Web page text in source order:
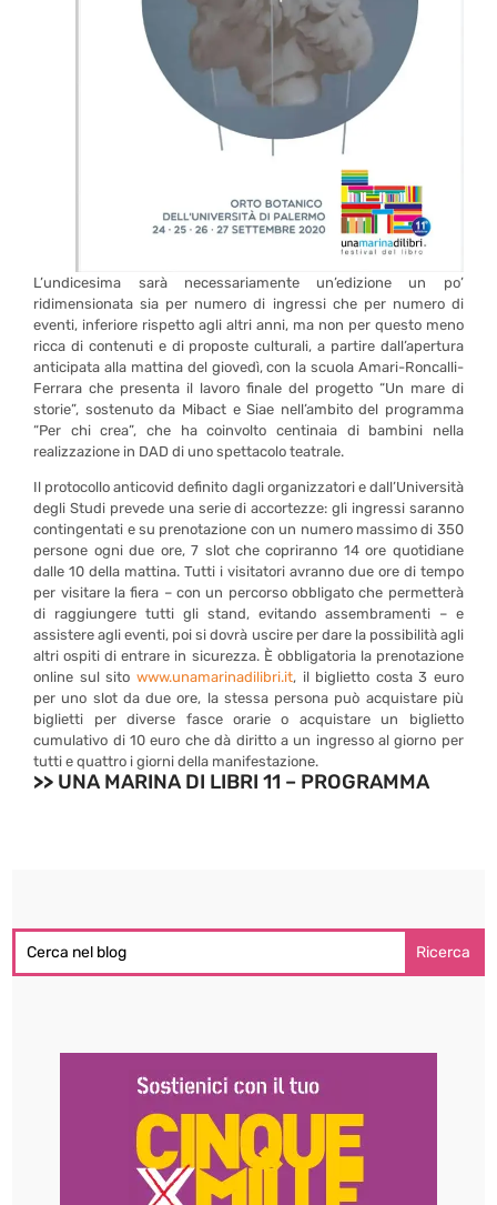
L’undicesima sarà necessariamente un’edizione un po’
ridimensionata sia per numero di ingressi che per numero di
eventi, inferiore rispetto agli altri anni, ma non per questo meno
ricca di contenuti e di proposte culturali, a partire dall’apertura
anticipata alla mattina del giovedì, con la scuola Amari-Roncalli-
Ferrara che presenta il lavoro finale del progetto “Un mare di
storie”, sostenuto da Mibact e Siae nell’ambito del programma
“Per chi crea”, che ha coinvolto centinaia di bambini nella
realizzazione in DAD di uno spettacolo teatrale.
Il protocollo anticovid definito dagli organizzatori e dall’Università
degli Studi prevede una serie di accortezze: gli ingressi saranno
contingentati e su prenotazione con un numero massimo di 350
persone ogni due ore, 7 slot che copriranno 14 ore quotidiane
dalle 10 della mattina. Tutti i visitatori avranno due ore di tempo
per visitare la fiera – con un percorso obbligato che permetterà
di raggiungere tutti gli stand, evitando assembramenti – e
assistere agli eventi, poi si dovrà uscire per dare la possibilità agli
altri ospiti di entrare in sicurezza. È obbligatoria la prenotazione
online sul sito www.unamarinadilibri.it, il biglietto costa 3 euro
per uno slot da due ore, la stessa persona può acquistare più
biglietti per diverse fasce orarie o acquistare un biglietto
cumulativo di 10 euro che dà diritto a un ingresso al giorno per
tutti e quattro i giorni della manifestazione.
>> UNA MARINA DI LIBRI 11 – PROGRAMMA